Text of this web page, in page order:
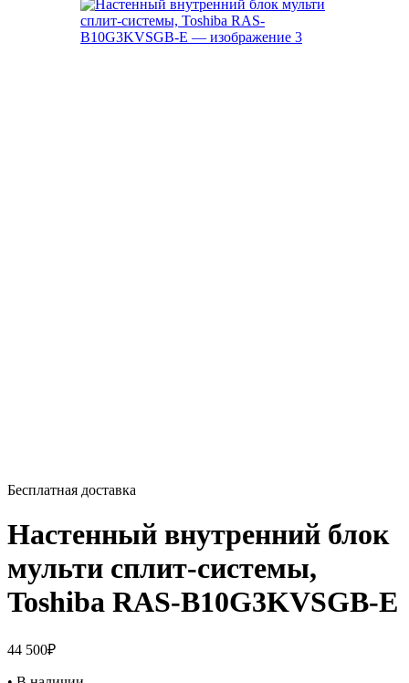
Бесплатная доставка
Настенный внутренний блок
мульти сплит-системы,
Toshiba RAS-B10G3KVSGB-E
44 500₽